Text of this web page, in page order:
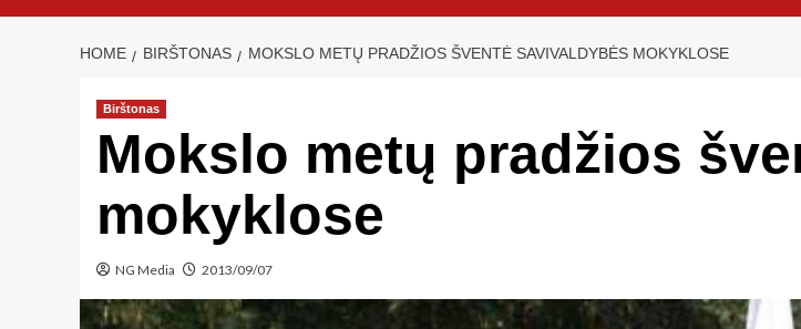
HOME BIRŠTONAS MOKSLO METŲ PRADŽIOS ŠVENTĖ SAVIVALDYBĖS MOKYKLOSE
Birštonas
Mokslo metų pradžios
mokyklose
NG Media 2013/09/07